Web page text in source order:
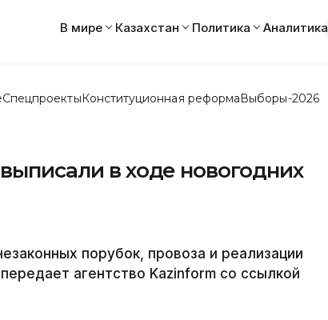
В мире Казахстан Политика Аналитика
СпецпроектыКонституционная реформаВыборы-2026
в ходе новогодних
порубок, провоза и реализации
агентство Kazinform со ссылкой